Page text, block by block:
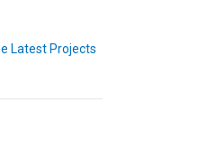
Latest Projects